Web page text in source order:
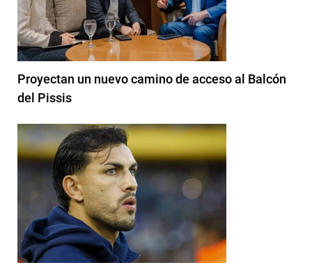
Proyectan un nuevo camino de acceso al Balcón
del Pissis